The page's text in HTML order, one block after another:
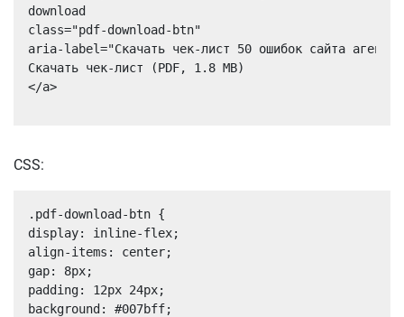
download
class="pdf-download-btn"
aria-label="Скачать чек-лист 50 ошибок сайта
Скачать чек-лист (PDF, 1.8 MB)
</a>
CSS:
.pdf-download-btn {
display: inline-flex;
align-items: center;
gap: 8px;
padding: 12px 24px;
background: #007bff;